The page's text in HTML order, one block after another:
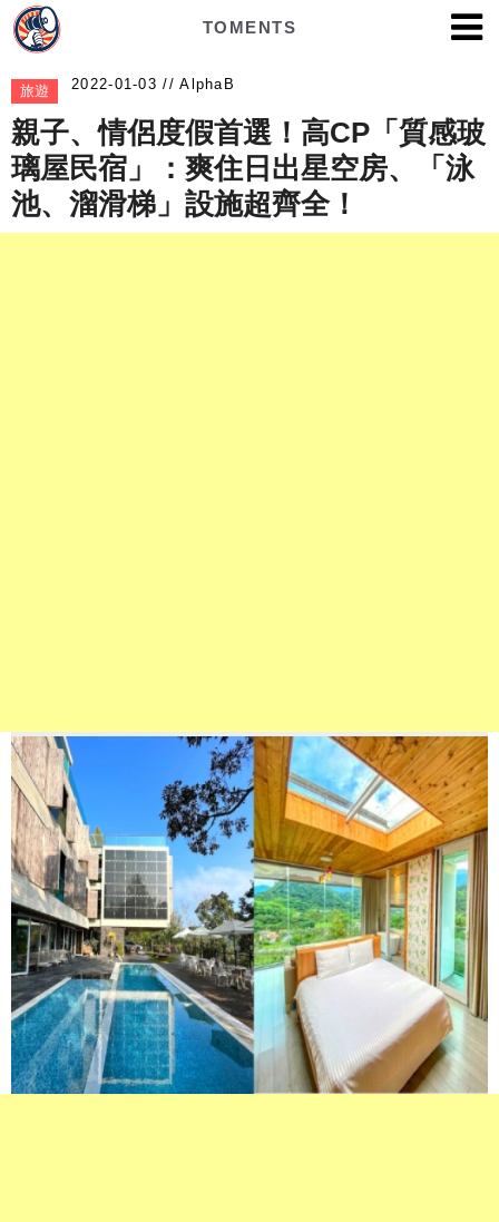
TOMENTS
旅遊 AlphaB
親子、情侶度假首選！高CP「質感玻
璃屋民宿」：爽住日出星空房、「泳
池、溜滑梯」設施超齊全！